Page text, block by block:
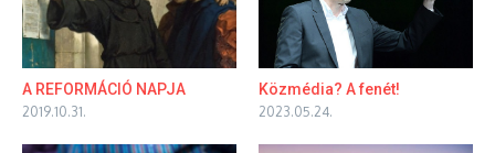
A REFORMÁCIÓ NAPJA
2019.10.31.
Közmédia? A fenét!
2023.05.24.